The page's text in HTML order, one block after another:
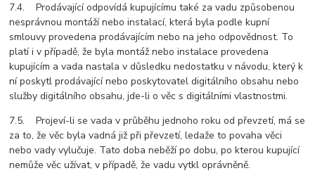
7.4. Prodávající odpovídá kupujícímu také za vadu způsobenou
nesprávnou montáží nebo instalací, která byla podle kupní
smlouvy provedena prodávajícím nebo na jeho odpovědnost. To
platí i v případě, že byla montáž nebo instalace provedena
kupujícím a vada nastala v důsledku nedostatku v návodu, který k
ní poskytl prodávající nebo poskytovatel digitálního obsahu nebo
služby digitálního obsahu, jde-li o věc s digitálními vlastnostmi.
7.5. Projeví-li se vada v průběhu jednoho roku od převzetí, má se
za to, že věc byla vadná již při převzetí, ledaže to povaha věci
nebo vady vylučuje. Tato doba neběží po dobu, po kterou kupující
nemůže věc užívat, v případě, že vadu vytkl oprávněně.